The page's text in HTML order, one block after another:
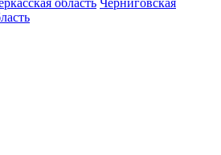
область Черниговская